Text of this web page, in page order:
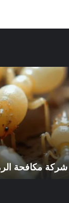
شركة
مكافحة
دبي
شركة مكافحة